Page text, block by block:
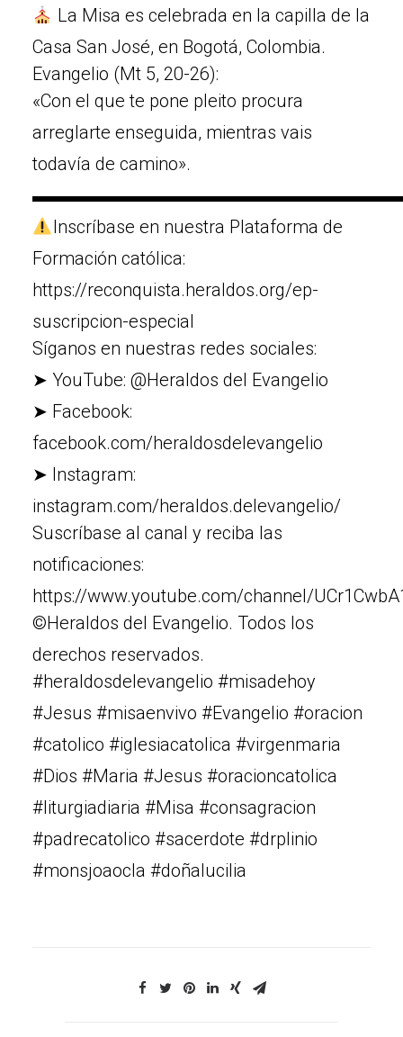
La Misa es celebrada en la capilla de la
Casa San José, en Bogotá, Colombia.
Evangelio (Mt 5, 20-26):
«Con el que te pone pleito procura
arreglarte enseguida, mientras vais
todavía de camino».
Inscríbase en nuestra Plataforma de
Formación católica:
https://reconquista.heraldos.org/ep-
suscripcion-especial
Síganos en nuestras redes sociales:
➤ YouTube: @Heraldos del Evangelio
➤ Facebook:
facebook.com/heraldosdelevangelio
➤ Instagram:
instagram.com/heraldos.delevangelio/
Suscríbase al canal y reciba las
notificaciones:
https://www.youtube.com/channel/
©Heraldos del Evangelio. Todos los
derechos reservados.
#heraldosdelevangelio #misadehoy
#Jesus #misaenvivo #Evangelio #oracion
#catolico #iglesiacatolica #virgenmaria
#Dios #Maria #Jesus #oracioncatolica
#liturgiadiaria #Misa #consagracion
#padrecatolico #sacerdote #drplinio
#monsjoaocla #doñalucilia